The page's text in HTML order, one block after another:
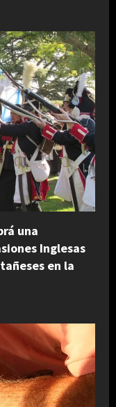
una
Inglesas
en la